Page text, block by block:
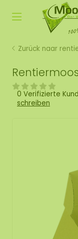
Zurück naar
0 Verifizierte
schreiben